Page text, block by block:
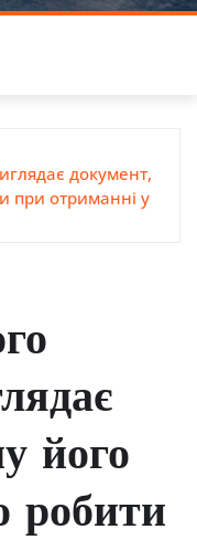
документ,
при отриманні у
його
робити